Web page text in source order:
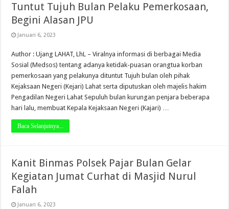
Tuntut Tujuh Bulan Pelaku Pemerkosaan,
Begini Alasan JPU
Januari 6, 2023
Author : Ujang LAHAT, LhL – Viralnya informasi di berbagai Media
Sosial (Medsos) tentang adanya ketidak-puasan orangtua korban
pemerkosaan yang pelakunya dituntut Tujuh bulan oleh pihak
Kejaksaan Negeri (Kejari) Lahat serta diputuskan oleh majelis hakim
Pengadilan Negeri Lahat Sepuluh bulan kurungan penjara beberapa
hari lalu, membuat Kepala Kejaksaan Negeri (Kajari) …
Baca Selanjutnya...
Kanit Binmas Polsek Pajar Bulan Gelar
Kegiatan Jumat Curhat di Masjid Nurul
Falah
Januari 6, 2023